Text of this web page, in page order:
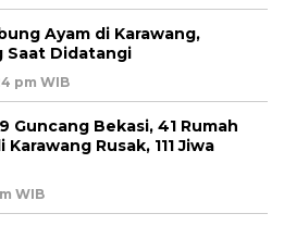
Ayam di Karawang,
Saat Didatangi
pm WIB
Guncang Bekasi, 41 Rumah
Rusak, 111 Jiwa
WIB